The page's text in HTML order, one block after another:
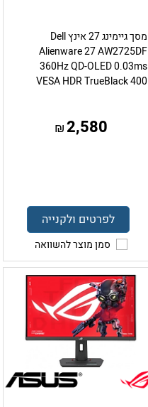
מסך גיימינג 27 אינץ Dell
Alienware 27 AW2725DF
360Hz QD-OLED 0.03ms
VESA HDR TrueBlack 400
2,580
₪
לפרטים ולקנייה
סמן מוצר להשוואה